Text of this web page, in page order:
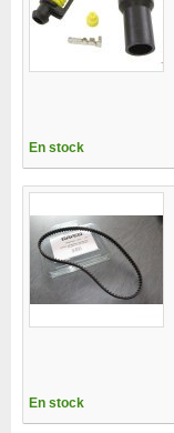
En stock
En stock